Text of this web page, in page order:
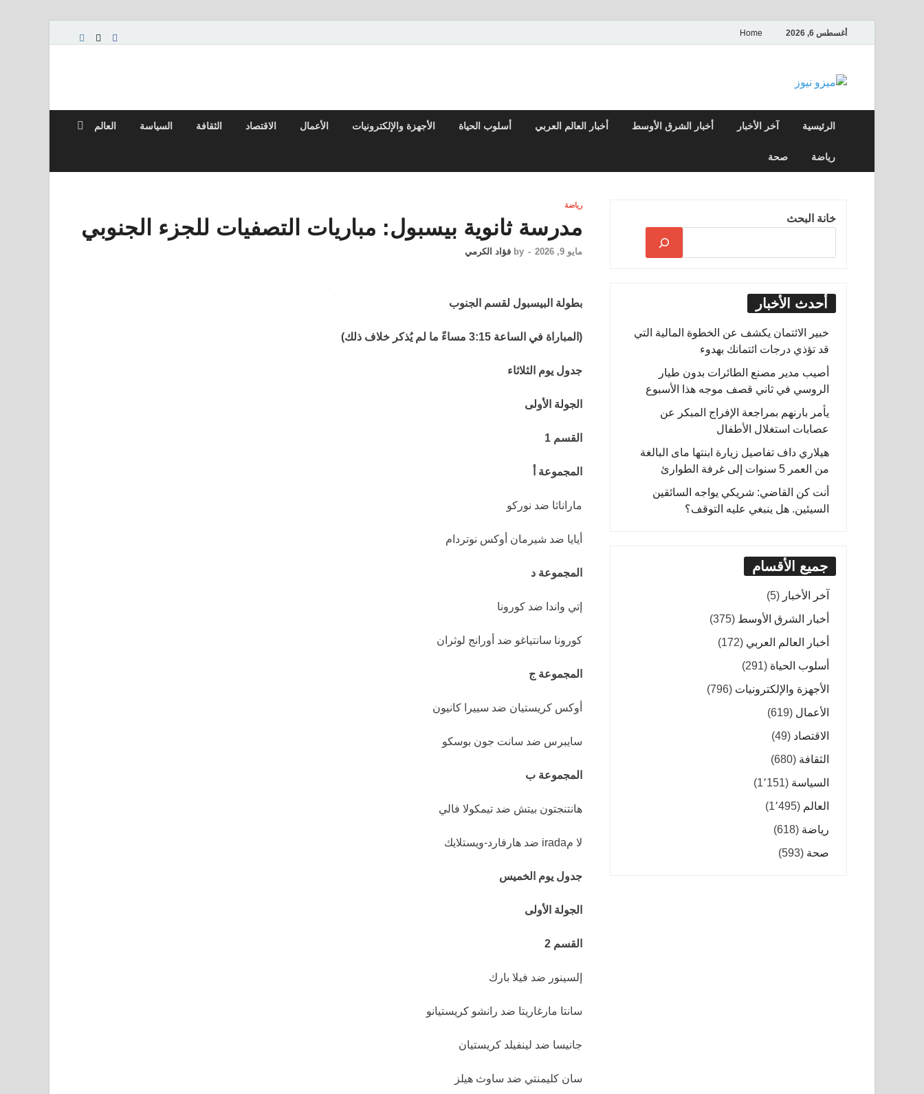
أغسطس 6, 2026 Home
ميزو نيوز
الرئيسية آخر الأخبار أخبار الشرق الأوسط أخبار العالم العربي أسلوب الحياة الأجهزة والإلكترونيات الأعمال الاقتصاد الثقافة السياسة العالم
رياضة صحة
رياضة
مدرسة ثانوية بيسبول: مباريات التصفيات للجزء الجنوبي
مايو 9, 2026 -
by فؤاد الكرمي
بطولة البيسبول لقسم الجنوب
(المباراة في الساعة 3:15 مساءً ما لم يُذكر خلاف ذلك)
جدول يوم الثلاثاء
الجولة الأولى
القسم 1
المجموعة أ
ماراناثا ضد نوركو
أيايا ضد شيرمان أوكس نوتردام
المجموعة د
إتي واندا ضد كورونا
كورونا سانتياغو ضد أورانج لوثران
المجموعة ج
أوكس كريستيان ضد سييرا كانيون
سايبرس ضد سانت جون بوسكو
المجموعة ب
هانتنجتون بيتش ضد تيمكولا فالي
لا مirada ضد هارفارد-ويستلايك
جدول يوم الخميس
الجولة الأولى
القسم 2
إلسينور ضد فيلا بارك
سانتا مارغاريتا ضد رانشو كريستيانو
جانيسا ضد لينفيلد كريستيان
سان كليمنتي ضد ساوث هيلز
خانة البحث
أحدث الأخبار
خبير الائتمان يكشف عن الخطوة المالية التي
قد تؤذي درجات ائتمانك بهدوء
أصيب مدير مصنع الطائرات بدون طيار
الروسي في ثاني قصف موجه هذا الأسبوع
يأمر بارنهم بمراجعة الإفراج المبكر عن
عصابات استغلال الأطفال
هيلاري داف تفاصيل زيارة ابنتها ماى البالغة
من العمر 5 سنوات إلى غرفة الطوارئ
أنت كن القاضي: شريكي يواجه السائقين
السيئين. هل ينبغي عليه التوقف؟
جميع الأقسام
آخر الأخبار (5)
أخبار الشرق الأوسط (375)
أخبار العالم العربي (172)
أسلوب الحياة (291)
الأجهزة والإلكترونيات (796)
الأعمال (619)
الاقتصاد (49)
الثقافة (680)
السياسة (1٬151)
العالم (1٬495)
رياضة (618)
صحة (593)